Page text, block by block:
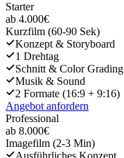
Starter
ab 4.000€
Kurzfilm (60-90 Sek)
Konzept & Storyboard
1 Drehtag
Schnitt & Color Grading
Musik & Sound
2 Formate (16:9 + 9:16)
Angebot anfordern
Professional
ab 8.000€
Imagefilm (2-3 Min)